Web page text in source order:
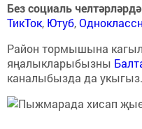
Без социаль челтәрләрдә
ТикТок, Ютуб,
Район тормышына
яңалыкларыбызны
каналыбызда да укыгыз.